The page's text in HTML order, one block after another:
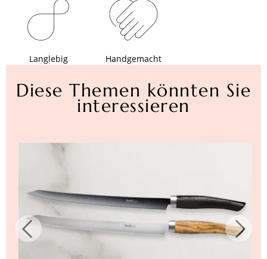
Langlebig Handgemacht
Diese Themen könnten Sie
interessieren